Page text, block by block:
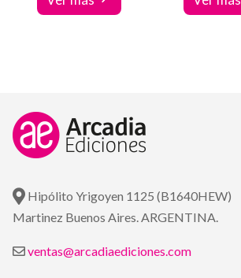
Hipólito Yrigoyen 1125 (B1640HEW)
Martinez Buenos Aires. ARGENTINA.
ventas@arcadiaediciones.com